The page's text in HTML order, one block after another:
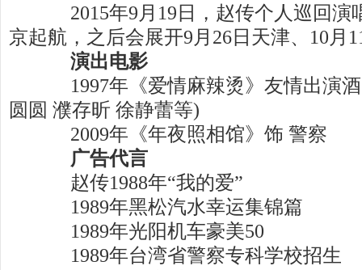
2015年9月19日，赵传个人巡回演
京起航，之后会展开9月26日天津、10月
演出电影
1997年《爱情麻辣烫》友情出演酒
圆圆 濮存昕 徐静蕾等)
2009年《年夜照相馆》饰 警察
广告代言
赵传1988年“我的爱”
1989年黑松汽水幸运集锦篇
1989年光阳机车豪美50
1989年台湾省警察专科学校招生